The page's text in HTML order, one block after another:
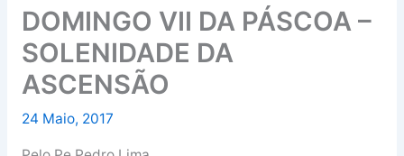
DOMINGO VII DA PÁSCOA –
SOLENIDADE DA
ASCENSÃO
24 Maio, 2017